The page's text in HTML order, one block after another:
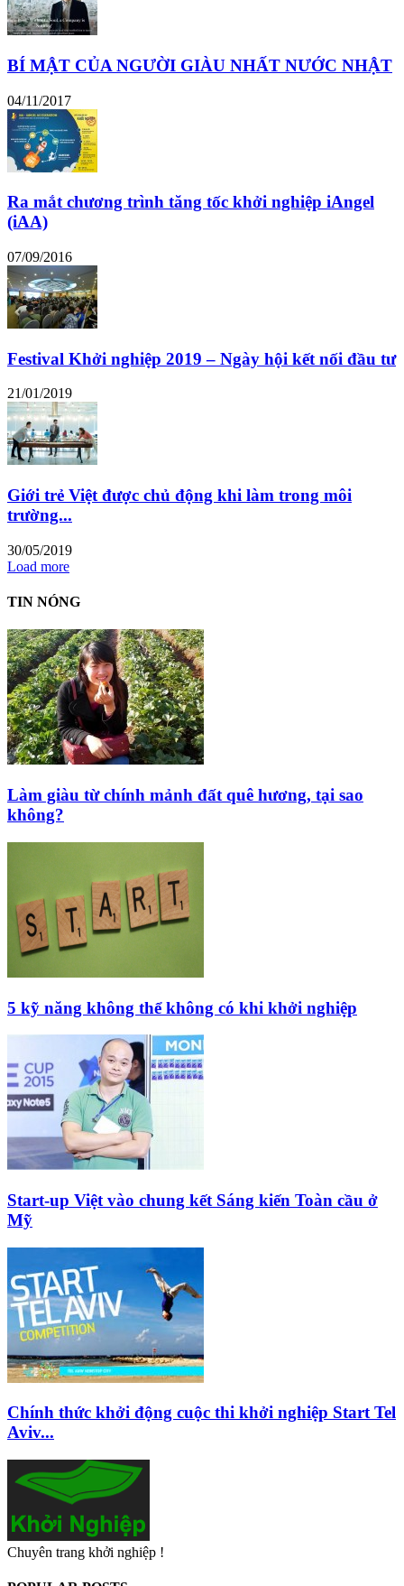
BÍ MẬT CỦA NGƯỜI GIÀU NHẤT NƯỚC NHẬT
04/11/2017
Ra mắt chương trình tăng tốc khởi nghiệp iAngel
(iAA)
07/09/2016
Festival Khởi nghiệp 2019 – Ngày hội kết nối đầu tư
21/01/2019
Giới trẻ Việt được chủ động khi làm trong môi
trường...
30/05/2019
Load more
TIN NÓNG
Làm giàu từ chính mảnh đất quê hương, tại sao
không?
5 kỹ năng không thể không có khi khởi nghiệp
Start-up Việt vào chung kết Sáng kiến Toàn cầu ở
Mỹ
Chính thức khởi động cuộc thi khởi nghiệp Start Tel
Aviv...
Chuyên trang khởi nghiệp !